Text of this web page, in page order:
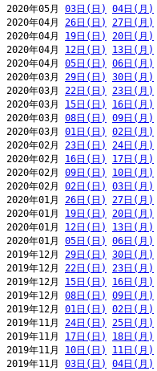
2020年05月 03日(日) 04日(月)
2020年04月 26日(日) 27日(月)
2020年04月 19日(日) 20日(月)
2020年04月 12日(日) 13日(月)
2020年04月 05日(日) 06日(月)
2020年03月 29日(日) 30日(月)
2020年03月 22日(日) 23日(月)
2020年03月 15日(日) 16日(月)
2020年03月 08日(日) 09日(月)
2020年03月 01日(日) 02日(月)
2020年02月 23日(日) 24日(月)
2020年02月 16日(日) 17日(月)
2020年02月 09日(日) 10日(月)
2020年02月 02日(日) 03日(月)
2020年01月 26日(日) 27日(月)
2020年01月 19日(日) 20日(月)
2020年01月 12日(日) 13日(月)
2020年01月 05日(日) 06日(月)
2019年12月 29日(日) 30日(月)
2019年12月 22日(日) 23日(月)
2019年12月 15日(日) 16日(月)
2019年12月 08日(日) 09日(月)
2019年12月 01日(日) 02日(月)
2019年11月 24日(日) 25日(月)
2019年11月 17日(日) 18日(月)
2019年11月 10日(日) 11日(月)
2019年11月 03日(日) 04日(月)